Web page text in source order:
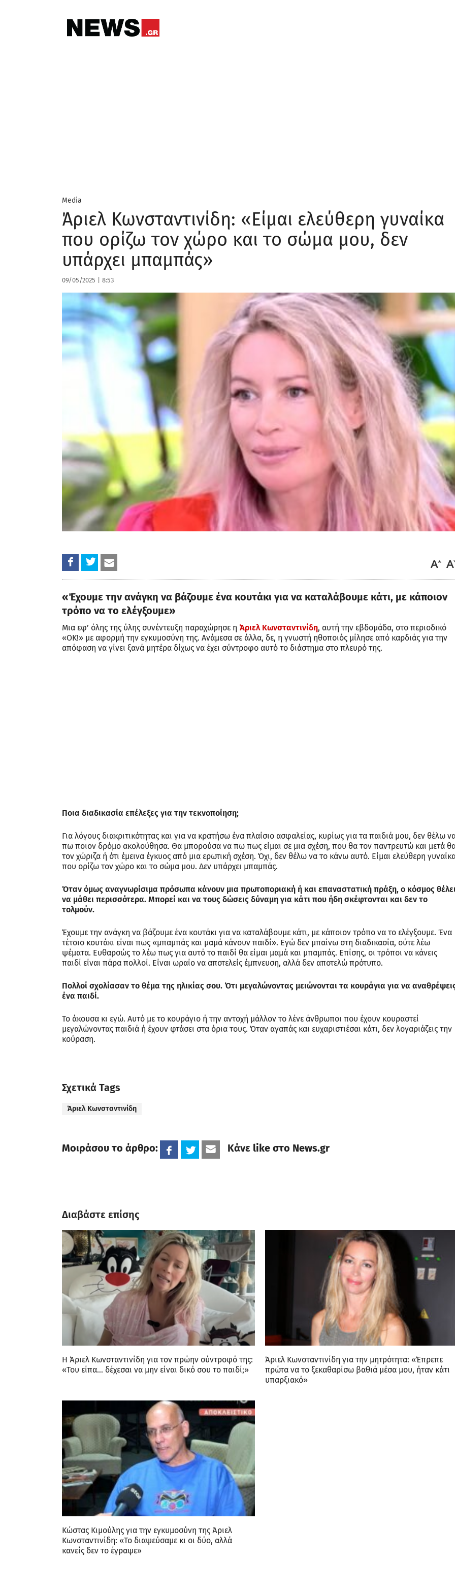
Media
Άριελ Κωνσταντινίδη: «Είμαι ελεύθερη γυναίκα
που ορίζω τον χώρο και το σώμα μου, δεν
υπάρχει μπαμπάς»
09/05/2025 8:53
«Έχουμε την ανάγκη να βάζουμε ένα κουτάκι για να καταλάβουμε κάτι, με κάποιον
τρόπο να το ελέγξουμε»
Μια εφ’ όλης της ύλης συνέντευξη παραχώρησε η Άριελ Κωνσταντινίδη, αυτή την εβδομάδα, στο περιοδικό
«ΟΚ!» με αφορμή την εγκυμοσύνη της. Ανάμεσα σε άλλα, δε, η γνωστή ηθοποιός μίλησε από καρδιάς για την
απόφαση να γίνει ξανά μητέρα δίχως να έχει σύντροφο αυτό το διάστημα στο πλευρό της.
Ποια διαδικασία επέλεξες για την τεκνοποίηση;
Για λόγους διακριτικότητας και για να κρατήσω ένα πλαίσιο ασφαλείας, κυρίως για τα παιδιά μου, δεν θέλω
πω ποιον δρόμο ακολούθησα. Θα μπορούσα να πω πως είμαι σε μια σχέση, που θα τον παντρευτώ και μετά
τον χώριζα ή ότι έμεινα έγκυος από μια ερωτική σχέση. Όχι, δεν θέλω να το κάνω αυτό. Είμαι ελεύθερη
που ορίζω τον χώρο και το σώμα μου. Δεν υπάρχει μπαμπάς.
Όταν όμως αναγνωρίσιμα πρόσωπα κάνουν μια πρωτοποριακή ή και επαναστατική πράξη, ο κόσμος θέλει
να μάθει περισσότερα. Μπορεί και να τους δώσεις δύναμη για κάτι που ήδη σκέφτονται και δεν το
τολμούν.
Έχουμε την ανάγκη να βάζουμε ένα κουτάκι για να καταλάβουμε κάτι, με κάποιον τρόπο να το ελέγξουμε. Ένα
τέτοιο κουτάκι είναι πως «μπαμπάς και μαμά κάνουν παιδί». Εγώ δεν μπαίνω στη διαδικασία, ούτε λέω
ψέματα. Ευθαρσώς το λέω πως για αυτό το παιδί θα είμαι μαμά και μπαμπάς. Επίσης, οι τρόποι να κάνεις
παιδί είναι πάρα πολλοί. Είναι ωραίο να αποτελείς έμπνευση, αλλά δεν αποτελώ πρότυπο.
Πολλοί σχολίασαν το θέμα της ηλικίας σου. Ότι μεγαλώνοντας μειώνονται τα κουράγια για να
ένα παιδί.
Το άκουσα κι εγώ. Αυτό με το κουράγιο ή την αντοχή μάλλον το λένε άνθρωποι που έχουν κουραστεί
μεγαλώνοντας παιδιά ή έχουν φτάσει στα όρια τους. Όταν αγαπάς και ευχαριστιέσαι κάτι, δεν λογαριάζεις την
κούραση.
Σχετικά Tags
Άριελ Κωνσταντινίδη
Μοιράσου το άρθρο: Κάνε like στο News.gr
Διαβάστε επίσης
Η Άριελ Κωνσταντινίδη για τον πρώην σύντροφό της:
«Του είπα… δέχεσαι να μην είναι δικό σου το παιδί;»
Άριελ Κωνσταντινίδη για την μητρότητα: «Έπρεπε
πρώτα να το ξεκαθαρίσω βαθιά μέσα μου, ήταν κάτι
υπαρξιακό»
Κώστας Κιμούλης για την εγκυμοσύνη της Άριελ
Κωνσταντινίδη: «Το διαψεύσαμε κι οι δύο, αλλά
κανείς δεν το έγραψε»